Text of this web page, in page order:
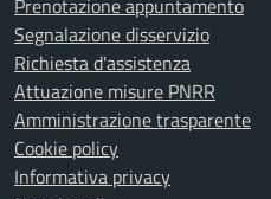
Prenotazione appuntamento
Segnalazione disservizio
Richiesta d'assistenza
Attuazione misure PNRR
Amministrazione trasparente
Cookie policy
Informativa privacy